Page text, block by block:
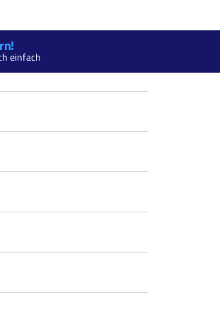
einfach